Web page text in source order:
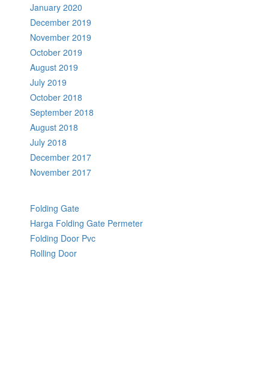
January 2020
December 2019
November 2019
October 2019
August 2019
July 2019
October 2018
September 2018
August 2018
July 2018
December 2017
November 2017
Folding Gate
Harga Folding Gate Permeter
Folding Door Pvc
Rolling Door